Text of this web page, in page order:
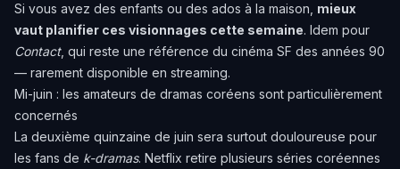
Si vous avez des enfants ou des ados à la maison, mieux
vaut planifier ces visionnages cette semaine. Idem pour
Contact, qui reste une référence du cinéma SF des années 90
— rarement disponible en streaming.
Mi-juin : les amateurs de dramas coréens sont particulièrement
concernés
La deuxième quinzaine de juin sera surtout douloureuse pour
les fans de k-dramas. Netflix retire plusieurs séries coréennes